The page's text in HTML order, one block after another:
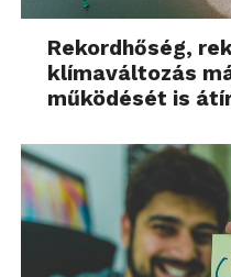
Rekordhőség,
klímaváltozás
működését is